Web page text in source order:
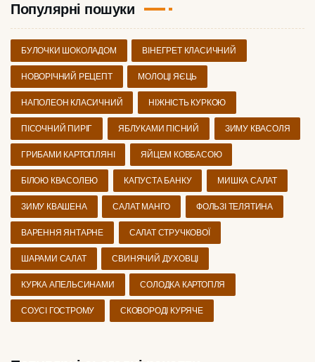
Популярні пошуки
БУЛОЧКИ ШОКОЛАДОМ ВІНЕГРЕТ КЛАСИЧНИЙ
НОВОРІЧНИЙ РЕЦЕПТ МОЛОЦІ ЯЄЦЬ
НАПОЛЕОН КЛАСИЧНИЙ НІЖНІСТЬ КУРКОЮ
ПІСОЧНИЙ ПИРІГ ЯБЛУКАМИ ПІСНИЙ ЗИМУ КВАСОЛЯ
ГРИБАМИ КАРТОПЛЯНІ ЯЙЦЕМ КОВБАСОЮ
БІЛОЮ КВАСОЛЕЮ КАПУСТА БАНКУ МИШКА САЛАТ
ЗИМУ КВАШЕНА САЛАТ МАНГО ФОЛЬЗІ ТЕЛЯТИНА
ВАРЕННЯ ЯНТАРНЕ САЛАТ СТРУЧКОВОЇ
ШАРАМИ САЛАТ СВИНЯЧИЙ ДУХОВЦІ
КУРКА АПЕЛЬСИНАМИ СОЛОДКА КАРТОПЛЯ
СОУСІ ГОСТРОМУ СКОВОРОДІ КУРЯЧЕ